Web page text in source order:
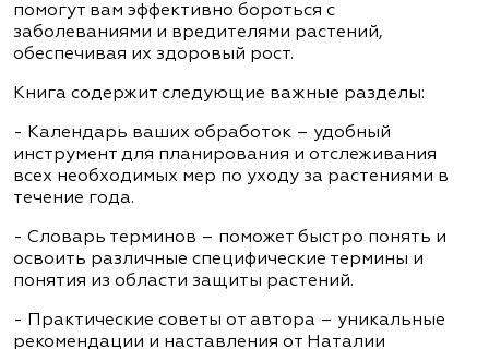
помогут вам эффективно бороться с
заболеваниями и вредителями растений,
обеспечивая их здоровый рост.
Книга содержит следующие важные разделы:
- Календарь ваших обработок – удобный
инструмент для планирования и отслеживания
всех необходимых мер по уходу за растениями в
течение года.
- Словарь терминов – поможет быстро понять и
освоить различные специфические термины и
понятия из области защиты растений.
- Практические советы от автора – уникальные
рекомендации и наставления от Наталии